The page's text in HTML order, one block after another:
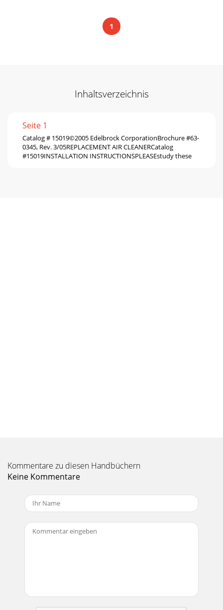
1
Inhaltsverzeichnis
Seite 1
Catalog # 15019©2005 Edelbrock CorporationBrochure #63-
0345, Rev. 3/05REPLACEMENT AIR CLEANERCatalog
#15019INSTALLATION INSTRUCTIONSPLEASEstudy these
Kommentare zu diesen Handbüchern
Keine Kommentare